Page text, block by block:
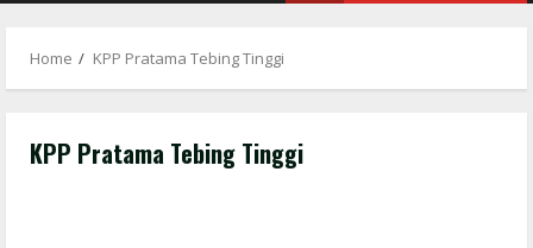
Home KPP Pratama Tebing Tinggi
KPP Pratama Tebing Tinggi